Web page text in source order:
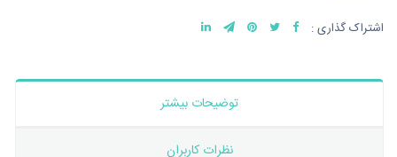
اشتراک گذاری :
توضیحات بیشتر
نظرات کاربران